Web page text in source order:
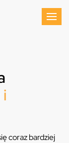
coraz bardziej